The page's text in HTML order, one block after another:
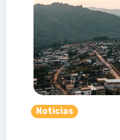
Noticias